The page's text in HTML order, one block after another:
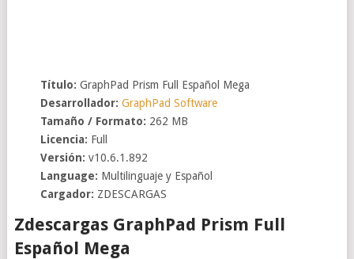
Título: GraphPad Prism Full Español Mega
Desarrollador: GraphPad Software
Tamaño / Formato: 262 MB
Licencia: Full
Versión: v10.6.1.892
Language: Multilinguaje y Español
Cargador: ZDESCARGAS
Zdescargas GraphPad Prism Full
Español Mega